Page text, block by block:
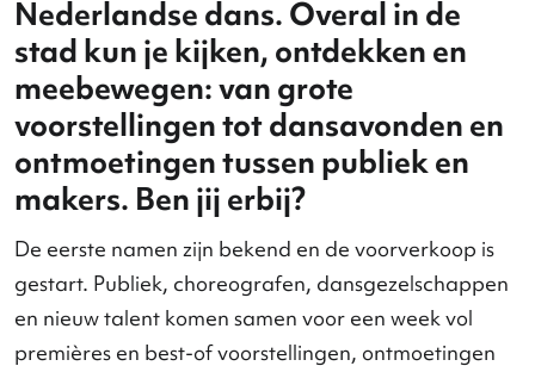
bruisend podium voor de
Nederlandse dans. Overal in de
stad kun je kijken, ontdekken en
meebewegen: van grote
voorstellingen tot dansavonden
ontmoetingen tussen publiek en
makers. Ben jij erbij?
De eerste namen zijn bekend en de voorverkoop